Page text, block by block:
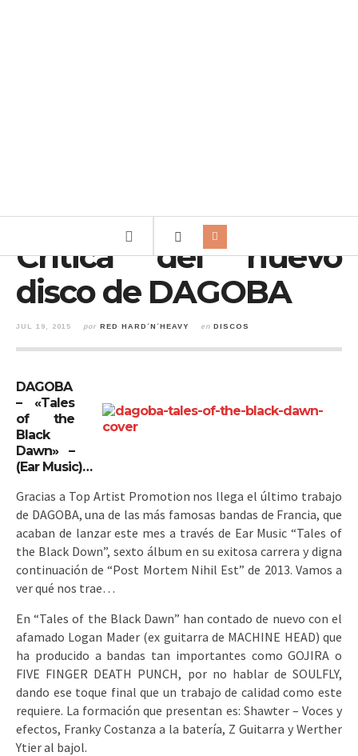
Crítica del nuevo
disco de DAGOBA
JUL 19, 2015 por RED HARD´N´HEAVY en DISCOS
DAGOBA
– «Tales
of the
Black
Dawn» –
(Ear Music)…
Gracias a Top Artist Promotion nos llega el último trabajo
de DAGOBA, una de las más famosas bandas de Francia, que
acaban de lanzar este mes a través de Ear Music “Tales of
the Black Down”, sexto álbum en su exitosa carrera y digna
continuación de “Post Mortem Nihil Est” de 2013. Vamos a
ver qué nos trae…
En “Tales of the Black Dawn” han contado de nuevo con el
afamado Logan Mader (ex guitarra de MACHINE HEAD) que
ha producido a bandas tan importantes como GOJIRA o
FIVE FINGER DEATH PUNCH, por no hablar de SOULFLY,
dando ese toque final que un trabajo de calidad como este
requiere. La formación que presentan es: Shawter – Voces y
efectos, Franky Costanza a la batería, Z Guitarra y Werther
Ytier al bajol.